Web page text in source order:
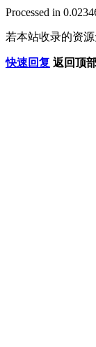
Processed in
若本站收录的资
快速回复 返回顶